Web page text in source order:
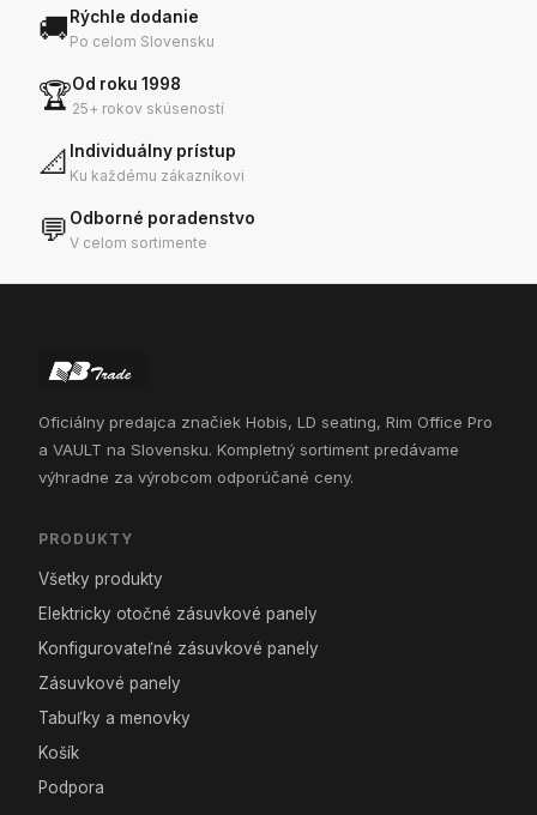
🚚Rýchle dodanie
Po celom Slovensku
🏆Od roku 1998
25+ rokov skúseností
📐 Individuálny prístup
Ku každému zákazníkovi
💬 Odborné poradenstvo
V celom sortimente
Oficiálny predajca značiek Hobis, LD seating, Rim Office Pro
a VAULT na Slovensku. Kompletný sortiment predávame
výhradne za výrobcom odporúčané ceny.
PRODUKTY
Všetky produkty
Elektricky otočné zásuvkové panely
Konfigurovateľné zásuvkové panely
Zásuvkové panely
Tabuľky a menovky
Košík
Podpora